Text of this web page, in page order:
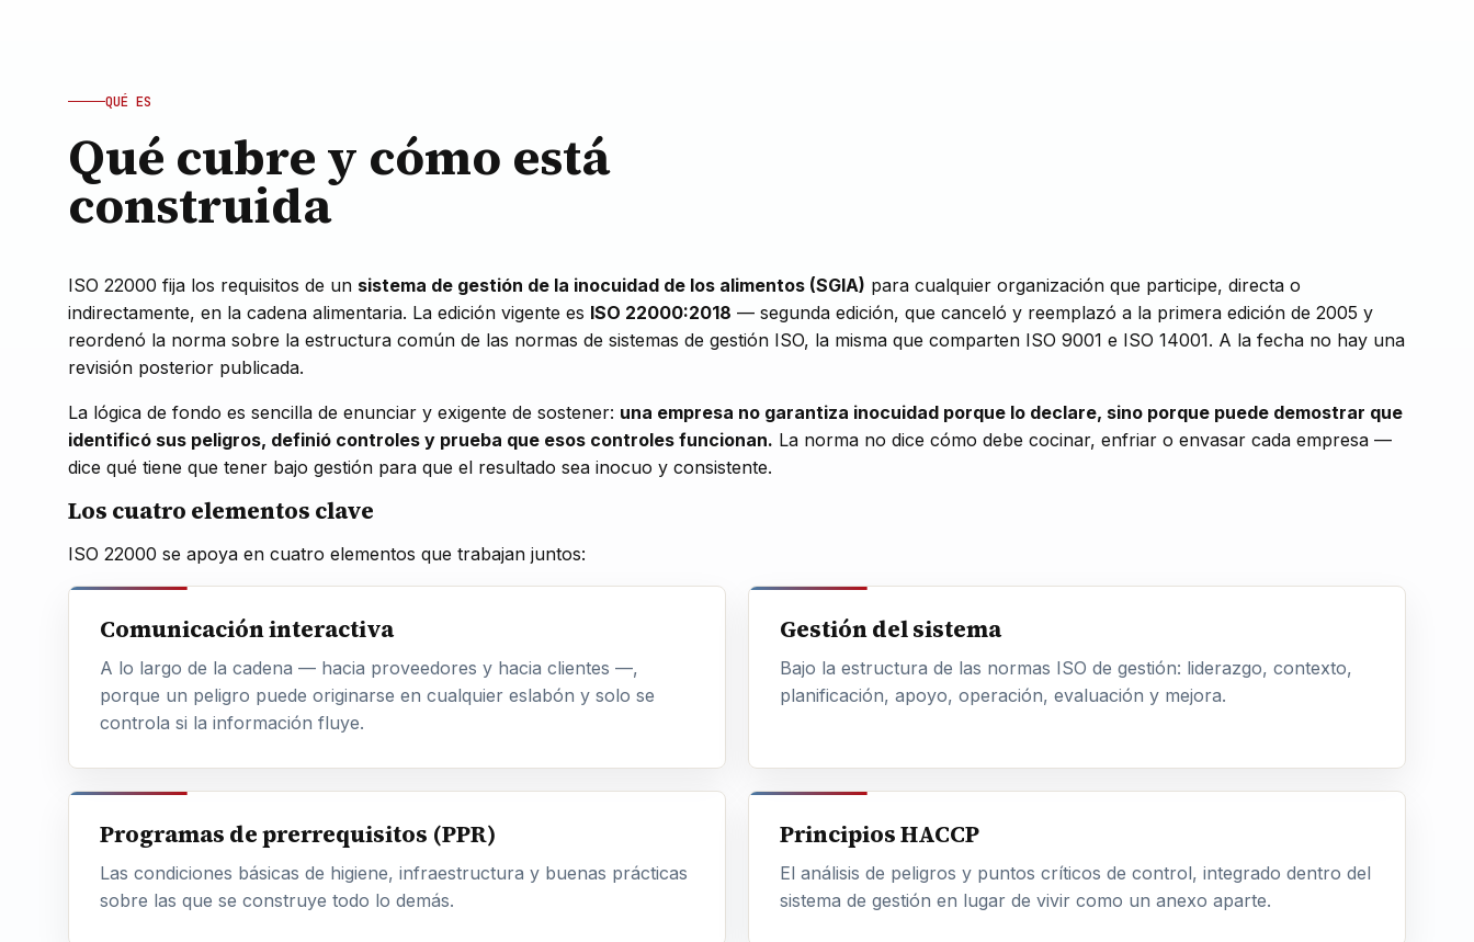
QUÉ ES
Qué cubre y cómo está
construida
ISO 22000 fija los requisitos de un sistema de gestión de la inocuidad de los alimentos (SGIA) para cualquier organización que participe, directa o
indirectamente, en la cadena alimentaria. La edición vigente es ISO 22000:2018 — segunda edición, que canceló y reemplazó a la primera edición de 2005 y
reordenó la norma sobre la estructura común de las normas de sistemas de gestión ISO, la misma que comparten ISO 9001 e ISO 14001. A la fecha no hay una
revisión posterior publicada.
La lógica de fondo es sencilla de enunciar y exigente de sostener: una empresa no garantiza inocuidad porque lo declare, sino porque puede demostrar que
identificó sus peligros, definió controles y prueba que esos controles funcionan. La norma no dice cómo debe cocinar, enfriar o envasar cada empresa —
dice qué tiene que tener bajo gestión para que el resultado sea inocuo y consistente.
Los cuatro elementos clave
ISO 22000 se apoya en cuatro elementos que trabajan juntos:
Comunicación interactiva
A lo largo de la cadena — hacia proveedores y hacia clientes —,
porque un peligro puede originarse en cualquier eslabón y solo se
controla si la información fluye.
Gestión del sistema
Bajo la estructura de las normas ISO de gestión: liderazgo, contexto,
planificación, apoyo, operación, evaluación y mejora.
Programas de prerrequisitos (PPR)
Las condiciones básicas de higiene, infraestructura y buenas prácticas
sobre las que se construye todo lo demás.
Principios HACCP
El análisis de peligros y puntos críticos de control, integrado dentro del
sistema de gestión en lugar de vivir como un anexo aparte.